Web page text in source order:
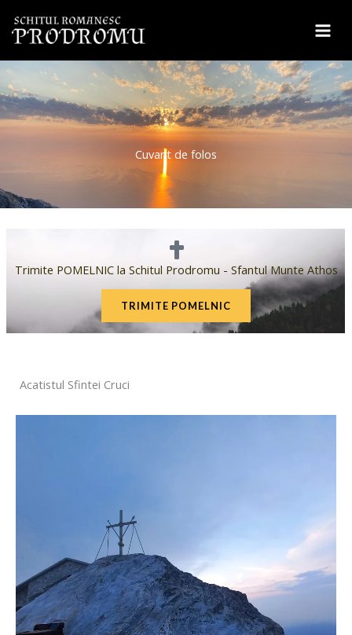
Cuvant de folos
Trimite POMELNIC la Schitul Prodromu - Sfantul Munte Athos
TRIMITE POMELNIC
Acatistul Sfintei Cruci